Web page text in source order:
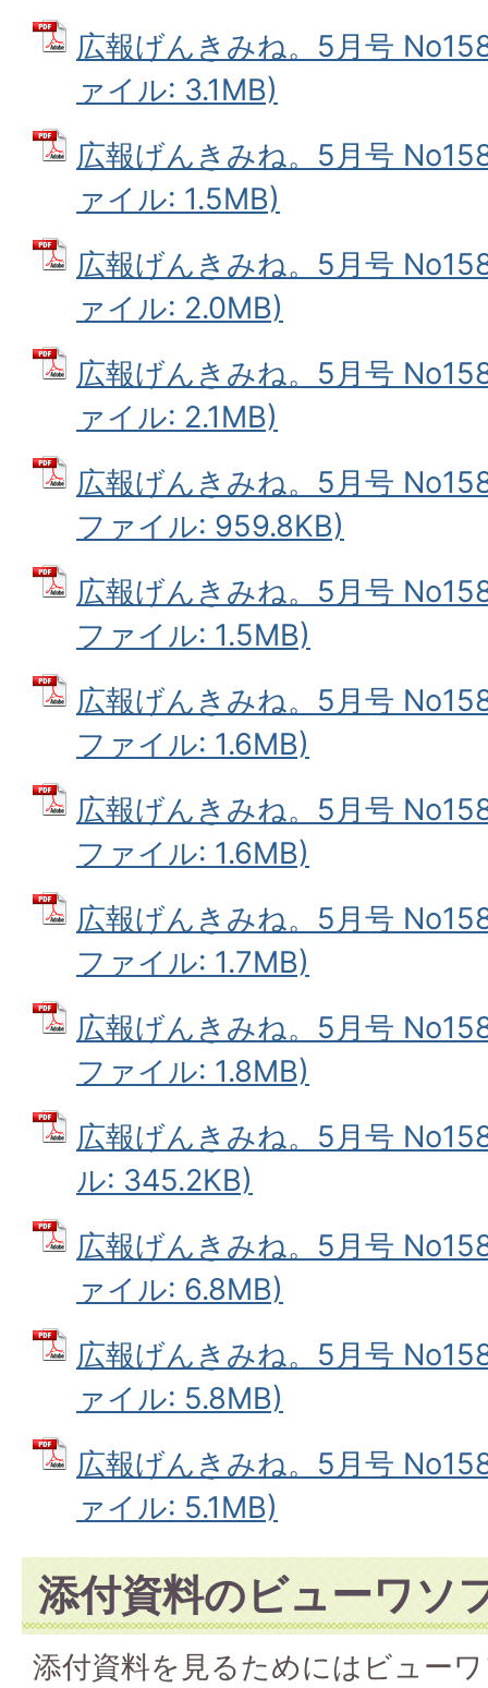
広報げんきみね。5月号
ァイル: 3.1MB)
広報げんきみね。5月号
ァイル: 1.5MB)
広報げんきみね。5月号
ァイル: 2.0MB)
広報げんきみね。5月号
ァイル: 2.1MB)
広報げんきみね。5月号
ファイル: 959.8KB)
広報げんきみね。5月号
ファイル: 1.5MB)
広報げんきみね。5月号
ファイル: 1.6MB)
広報げんきみね。5月号
ファイル: 1.6MB)
広報げんきみね。5月号
ファイル: 1.7MB)
広報げんきみね。5月号
ファイル: 1.8MB)
広報げんきみね。5月号
ル: 345.2KB)
広報げんきみね。5月号
ァイル: 6.8MB)
広報げんきみね。5月号
ァイル: 5.8MB)
広報げんきみね。5月号
ァイル: 5.1MB)
添付資料のビューワソ
添付資料を見るためにはビュー